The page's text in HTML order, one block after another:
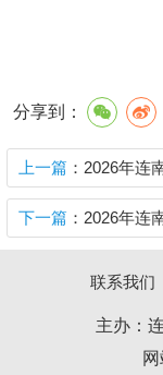
分享到：
上一篇 ：2026年连
下一篇 ：2026年连
联系我们
主办：